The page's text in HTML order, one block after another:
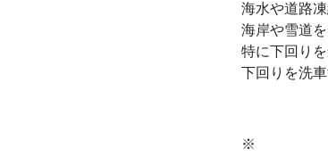
海水や道路
海岸や雪道
特に下回り
下回りを洗
※